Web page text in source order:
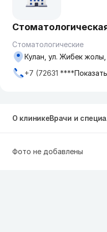
Стоматологические
Кулан, ул. Жибек
+7 (72631 ****
О клиникеВрачи и
Фото не добавлены